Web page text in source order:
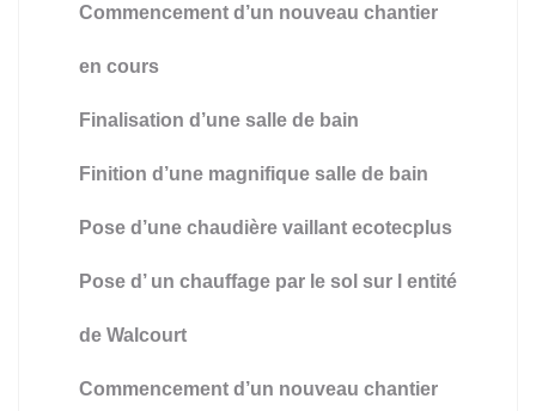
Commencement d’un nouveau chantier
en cours
Finalisation d’une salle de bain
Finition d’une magnifique salle de bain
Pose d’une chaudière vaillant ecotecplus
Pose d’ un chauffage par le sol sur l entité
de Walcourt
Commencement d’un nouveau chantier